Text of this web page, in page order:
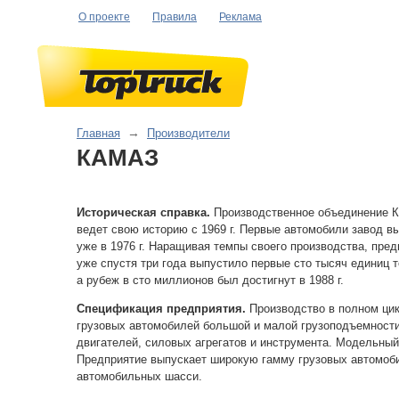
О проекте Правила Реклама
Главная → Производители
КАМАЗ
Историческая справка. Производственное объединение
ведет свою историю с 1969 г. Первые автомобили завод
уже в 1976 г. Наращивая темпы своего производства,
уже спустя три года выпустило первые сто тысяч единиц
а рубеж в сто миллионов был достигнут в 1988 г.
Спецификация предприятия. Производство в полном
грузовых автомобилей большой и малой
двигателей, силовых агрегатов и инструмента.
Предприятие выпускает широкую гамму грузовых
автомобильных шасси.